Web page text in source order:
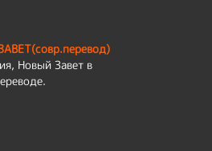
Новый Завет в